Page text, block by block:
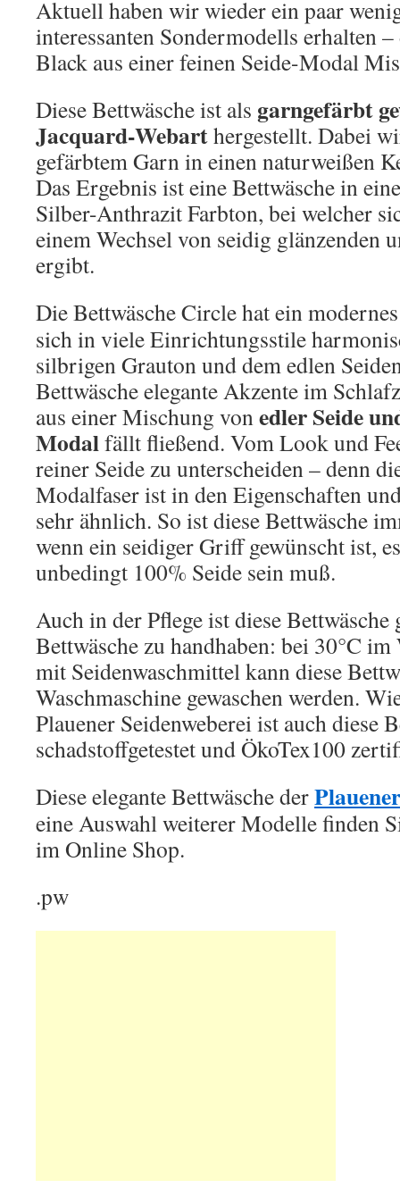
Aktuell haben wir wieder ein paar
interessanten Sondermodells erhalten
Black aus einer feinen Seide-Modal
Diese Bettwäsche ist als garngefärbt
Jacquard-Webarthergestellt. Dabei
gefärbtem Garn in einen naturweißen
Das Ergebnis ist eine Bettwäsche in
Silber-Anthrazit Farbton, bei welcher
einem Wechsel von seidig glänzenden
ergibt.
Die Bettwäsche Circle hat ein
sich in viele Einrichtungsstile
silbrigen Grauton und dem edlen
Bettwäsche elegante Akzente im
aus einer Mischung vonedler Seide
Modalfällt fließend. Vom Look und
reiner Seide zu unterscheiden – denn
Modalfaser ist in den Eigenschaften
sehr ähnlich. So ist diese Bettwäsche
wenn ein seidiger Griff gewünscht ist,
unbedingt 100% Seide sein muß.
Auch in der Pflege ist diese Bettwäsche
Bettwäsche zu handhaben: bei 30°C
mit Seidenwaschmittel kann diese
Waschmaschine gewaschen werden.
Plauener Seidenweberei ist auch diese
schadstoffgetestet und ÖkoTex100
Diese elegante Bettwäsche der
eine Auswahl weiterer Modelle finden
im Online Shop.
.pw